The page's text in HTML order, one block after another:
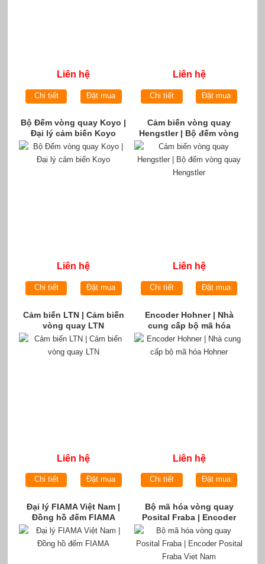
Liên hệ
Chi tiết Đặt mua
Liên hệ
Chi tiết Đặt mua
Bộ Đếm vòng quay Koyo |
Đại lý cảm biến Koyo
Liên hệ
Chi tiết Đặt mua
Cảm biến vòng quay
Hengstler | Bộ đếm vòng
quay Hengstler
Liên hệ
Chi tiết Đặt mua
Cảm biến LTN | Cảm biến
vòng quay LTN
Liên hệ
Chi tiết Đặt mua
Encoder Hohner | Nhà
cung cấp bộ mã hóa
Hohner
Liên hệ
Chi tiết Đặt mua
Đại lý FIAMA Việt Nam |
Đồng hồ đếm FIAMA
Bộ mã hóa vòng quay
Posital Fraba | Encoder
Posital Fraba Viet Nam